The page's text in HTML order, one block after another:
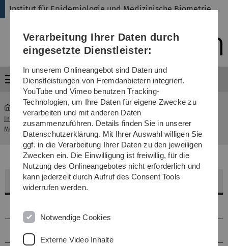
Direkt
Direkt
Direkt
(Sprache,
Drucken,
Media)
Direkt
Direkt
Institut für Epidemiologie und Medizinische Biometrie
Menü
Institut für Epidemiologie und
Medizinische Biometrie
...
Prof. Dr. Benjamin Mayer
Verarbeitung Ihrer Daten durch
eingesetzte Dienstleister:
In unserem Onlineangebot sind Daten und
Dienstleistungen von Fremdanbietern integriert.
YouTube und Vimeo benutzen Tracking-
Technologien, um Ihre Daten für eigene Zwecke zu
verarbeiten und mit anderen Daten
zusammenzuführen. Details finden Sie in unserer
Datenschutzerklärung. Mit Ihrer Auswahl willigen Sie
ggf. in die Verarbeitung Ihrer Daten zu den jeweiligen
Zwecken ein. Die Einwilligung ist freiwillig, für die
Nutzung des Onlineangebotes nicht erforderlich und
kann jederzeit durch Aufruf des Consent Tools
widerrufen werden.
Notwendige Cookies
Externe Video Inhalte